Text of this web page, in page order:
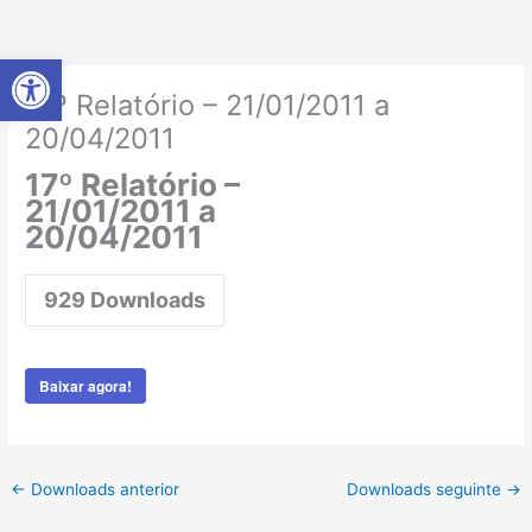
Abrir a barra de ferramentas
o
conteúdo
17º Relatório – 21/01/2011 a
20/04/2011
17º Relatório –
21/01/2011 a
20/04/2011
929 Downloads
Baixar agora!
← Downloads anterior Downloads seguinte →